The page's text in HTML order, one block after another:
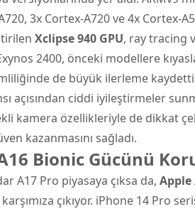
3x Cortex-A720 ve 4x Cortex-
Xclipse 940 GPU, ray tracing
2400, önceki modellere
de büyük ilerleme
açısından ciddi iyileştirmeler
kamera özellikleriyle de dikkat
kazanmasını sağladı.
Bionic Gücünü
A17 Pro piyasaya çıksa da, Apple
çıkıyor. iPhone 14 Pro